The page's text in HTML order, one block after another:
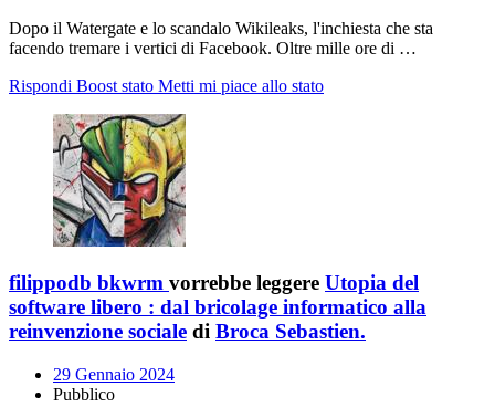
Dopo il Watergate e lo scandalo Wikileaks, l'inchiesta che sta
facendo tremare i vertici di Facebook. Oltre mille ore di …
Rispondi Boost stato Metti mi piace allo stato
filippodb bkwrm vorrebbe leggere Utopia del
software libero : dal bricolage informatico alla
reinvenzione sociale di Broca Sebastien.
29 Gennaio 2024
Pubblico